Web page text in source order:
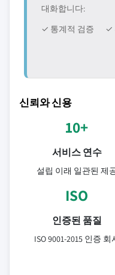
대화합니다:
✓ 통계적 검증
✓
신뢰와 신용
10+
서비스 연수
설립 이래 일관된 제
ISO
인증된 품질
ISO 9001-2015 인증 회